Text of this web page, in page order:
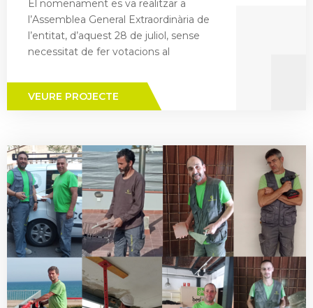
El nomenament es va realitzar a
l’Assemblea General Extraordinària de
l’entitat, d’aquest 28 de juliol, sense
necessitat de fer votacions al
VEURE PROJECTE